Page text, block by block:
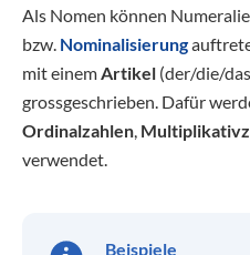
Als Nomen können
bzw. Nominalisierung
mit einemArtikel (der/die/
grossgeschrieben. Dafür
Ordinalzahlen,
verwendet.
Beispiele